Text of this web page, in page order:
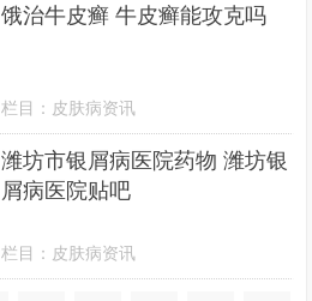
饿治牛皮癣 牛皮癣能攻克吗
栏目： 皮肤病资讯
潍坊市银屑病医院药物 潍坊银
屑病医院贴吧
栏目： 皮肤病资讯